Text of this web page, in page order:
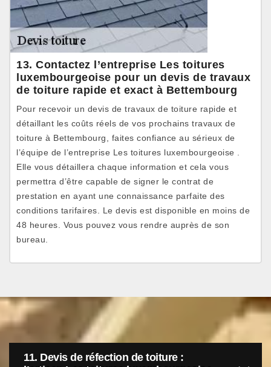
13. Contactez l’entreprise Les toitures
luxembourgeoise pour un devis de travaux
de toiture rapide et exact à Bettembourg
Pour recevoir un devis de travaux de toiture rapide et
détaillant les coûts réels de vos prochains travaux de
toiture à Bettembourg, faites confiance au sérieux de
l’équipe de l’entreprise Les toitures luxembourgeoise .
Elle vous détaillera chaque information et cela vous
permettra d’être capable de signer le contrat de
prestation en ayant une connaissance parfaite des
conditions tarifaires. Le devis est disponible en moins de
48 heures. Vous pouvez vous rendre auprès de son
bureau.
11. Devis de réfection de toiture :